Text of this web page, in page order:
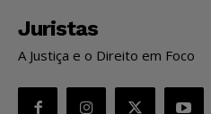
Juristas
A Justiça e o Direito em Foco